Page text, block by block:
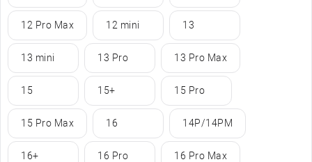
12 Pro Max 12 mini 13
13 mini 13 Pro 13 Pro Max
15 15+ 15 Pro
15 Pro Max 16 14P/14PM
16+ 16 Pro 16 Pro Max